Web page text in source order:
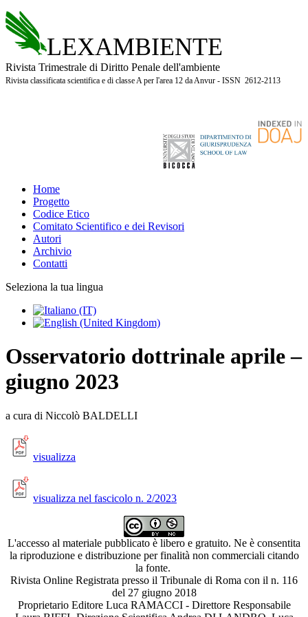
LEXAMBIENTE
Rivista Trimestrale di Diritto Penale dell'ambiente
Rivista classificata scientifica e di classe A per l'area 12 da Anvur - ISSN 2612-2113
Home
Progetto
Codice Etico
Comitato Scientifico e dei Revisori
Autori
Archivio
Contatti
Seleziona la tua lingua
Osservatorio dottrinale aprile –
giugno 2023
a cura di Niccolò BALDELLI
visualizza
visualizza nel fascicolo n. 2/2023
L'accesso al materiale pubblicato è libero e gratuito. Ne è consentita
la riproduzione e distribuzione per finalità non commerciali citando
la fonte.
Rivista Online Registrata presso il Tribunale di Roma con il n. 116
del 27 giugno 2018
Proprietario Editore Luca RAMACCI - Direttore Responsabile